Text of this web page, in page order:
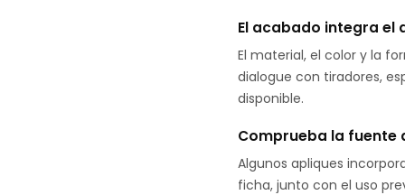
El acabado integra el
El material, el color y la
dialogue con tiradores,
disponible.
Comprueba la fuente
Algunos apliques
ficha, junto con el uso